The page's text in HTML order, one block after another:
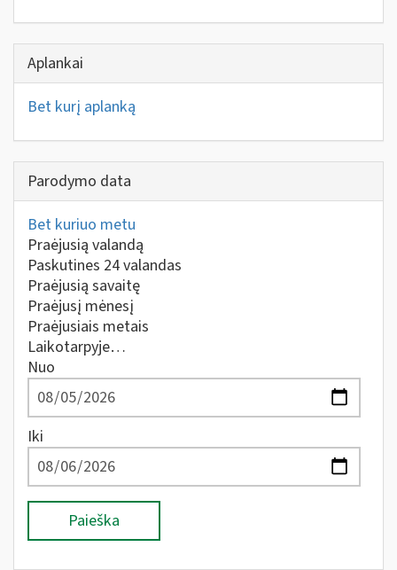
Aplankai
Bet kurį aplanką
Parodymo data
Bet kuriuo metu
Praėjusią valandą
Paskutines 24 valandas
Praėjusią savaitę
Praėjusį mėnesį
Praėjusiais metais
Laikotarpyje…
Nuo
Iki
Paieška